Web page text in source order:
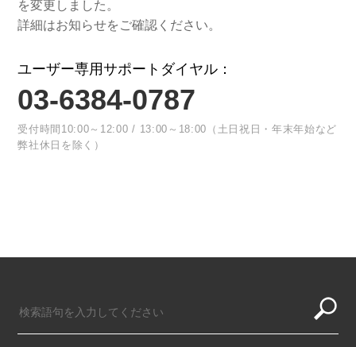
を変更しました。
詳細はお知らせをご確認ください。
ユーザー専用サポートダイヤル：
03-6384-0787
受付時間10:00～12:00 / 13:00～18:00（土日祝日・年末年始など
弊社休日を除く）